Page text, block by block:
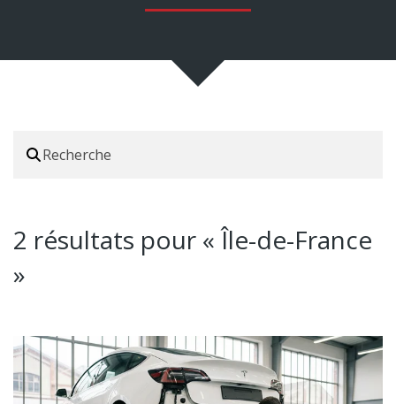
2 résultats pour «Île-de-France
»